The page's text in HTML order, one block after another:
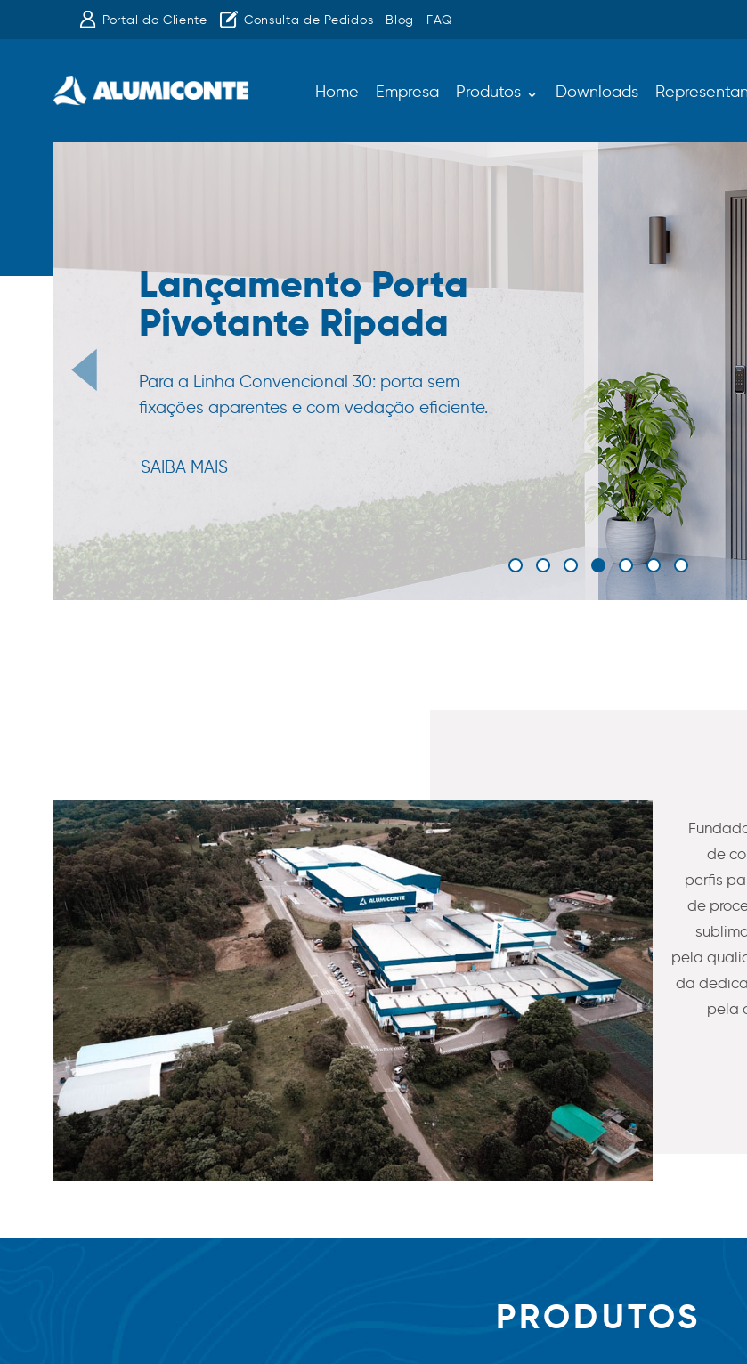
Portal do Cliente Consulta de Pedidos Blog FAQ
Home Empresa Produtos ⌄ Downloads
Lançamento Porta
Pivotante Ripada
Para a Linha Convencional 30: porta sem
fixações aparentes e com vedação eficiente.
SAIBA MAIS
de
perfis
de
pela
da
pela
PRODUTOS